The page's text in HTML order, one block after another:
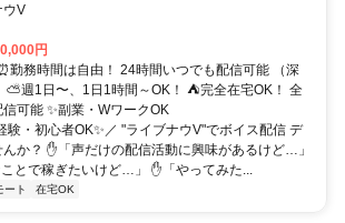
ウV
円
勤務時間は自由！ 24時間いつでも配信可能 （深
⛅週1日〜、1日1時間～OK！ ⛺完全在宅OK！ 全
可能 ✨副業・WワークOK
験・初心者OK✨／ "ライブナウV"でボイス配信 デ
か？ ✋「声だけの配信活動に興味があるけど…」
とで稼ぎたいけど…」 ✋「やってみた...
ート 在宅OK